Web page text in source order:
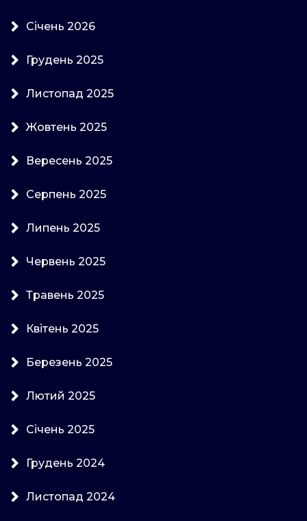
Січень 2026
Грудень 2025
Листопад 2025
Жовтень 2025
Вересень 2025
Серпень 2025
Липень 2025
Червень 2025
Травень 2025
Квітень 2025
Березень 2025
Лютий 2025
Січень 2025
Грудень 2024
Листопад 2024